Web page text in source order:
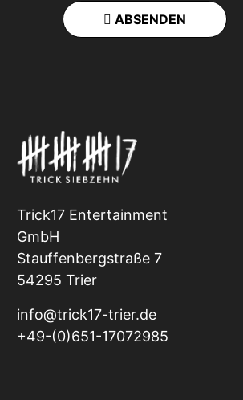
ABSENDEN
Trick17 Entertainment
GmbH
Stauffenbergstraße 7
54295 Trier
info@trick17-trier.de
+49-(0)651-17072985